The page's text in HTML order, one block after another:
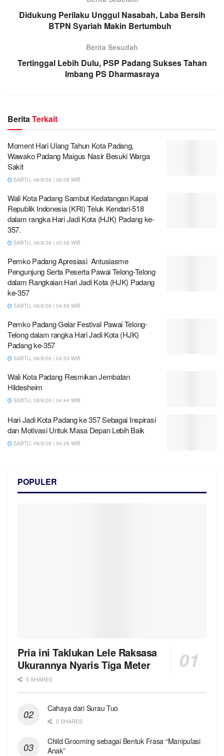
Didukung Perilaku Unggul Nasabah, Laba Bersih
BTPN Syariah Makin Bertumbuh
Berita Sesudah
Tertinggal Lebih Dulu, PSP Padang Sukses Tahan
Imbang PS Dharmasraya
BeritaTerkait
Moment Hari Ulang Tahun Kota Padang,
Wawako Padang Maigus Nasir Besuki Warga
Sakit
SABTU, 08/8/26 | 06:08 WIB
Wali Kota Padang Sambut Kedatangan Kapal
Republik Indonesia (KRI) Teluk Kendari-518
dalam rangka Hari Jadi Kota (HJK) Padang ke-
357.
SABTU, 08/8/26 | 05:58 WIB
Pemko Padang Apresiasi Antusiasme
Pengunjung Serta Peserta Pawai Telong-Telong
dalam Rangkaian Hari Jadi Kota (HJK) Padang
ke-357
SABTU, 08/8/26 | 04:59 WIB
Pemko Padang Gelar Festival Pawai Telong-
Telong dalam rangka Hari Jadi Kota (HJK)
Padang ke-357
SABTU, 08/8/26 | 04:53 WIB
Wali Kota Padang Resmikan Jembatan
Hildesheim
SABTU, 08/8/26 | 04:44 WIB
Hari Jadi Kota Padang ke 357 Sebagai Inspirasi
dan Motivasi Untuk Masa Depan Lebih Baik
SABTU, 08/8/26 | 04:28 WIB
POPULER
Pria ini Taklukan Lele Raksasa
Ukurannya Nyaris Tiga Meter
0 SHARES
Cahaya dari Surau Tuo
0 SHARES
Child Grooming sebagai Bentuk Frasa “Manipulasi
Anak”